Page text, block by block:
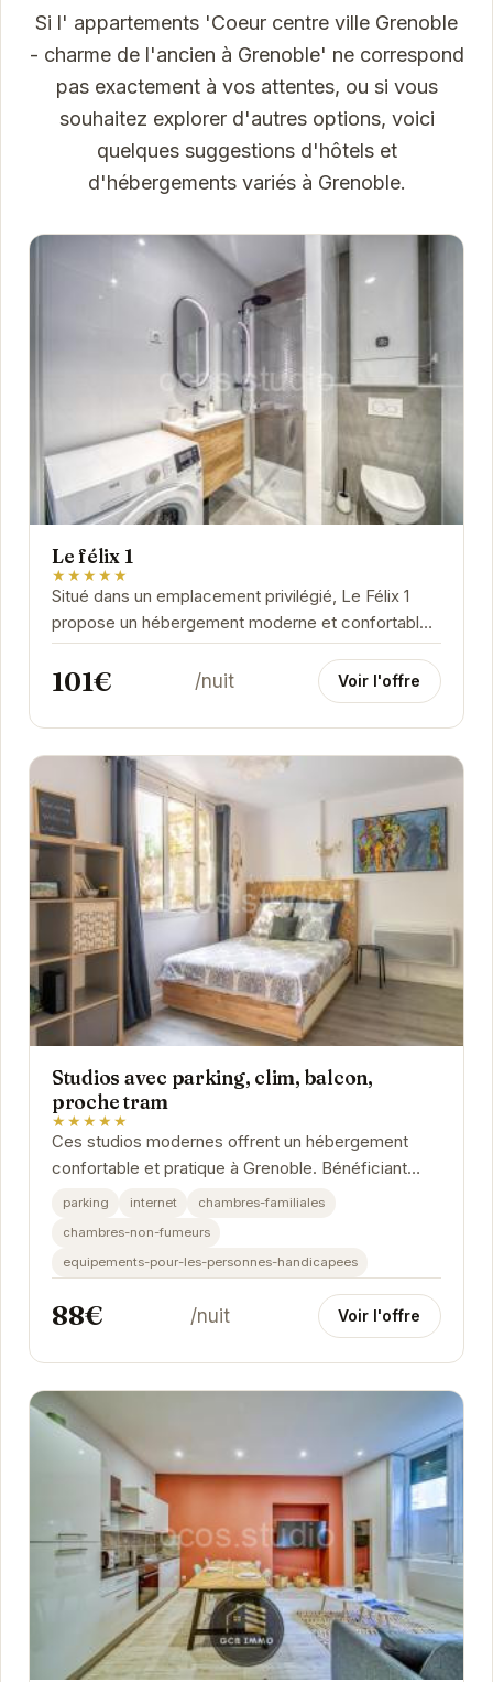
Si l' appartements 'Coeur centre ville Grenoble
- charme de l'ancien à Grenoble' ne correspond
pas exactement à vos attentes, ou si vous
souhaitez explorer d'autres options, voici
quelques suggestions d'hôtels et
d'hébergements variés à Grenoble.
Le félix 1
★★★★★
Situé dans un emplacement privilégié, Le Félix 1
propose un hébergement moderne et confortable.
Idéal pour les voyageurs d'affaires et les...
101€ /nuit Voir l'offre
Studios avec parking, clim, balcon,
proche tram
★★★★★
Ces studios modernes offrent un hébergement
confortable et pratique à Grenoble. Bénéficiant
d'un emplacement privilégié près du tram, ils...
parking internet
chambres-familiales
chambres-non-fumeurs
equipements-pour-les-personnes-handicapees
88€ /nuit Voir l'offre